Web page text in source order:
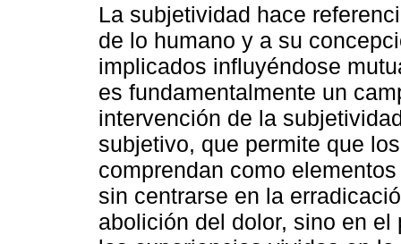
La subjetividad hace
de lo humano y a su
implicados influyéndose
es fundamentalmente un
intervención de la
subjetivo, que permite que
comprendan como
sin centrarse en la
abolición del dolor, sino en